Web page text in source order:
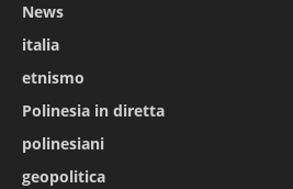
News
italia
etnismo
Polinesia in diretta
polinesiani
geopolitica